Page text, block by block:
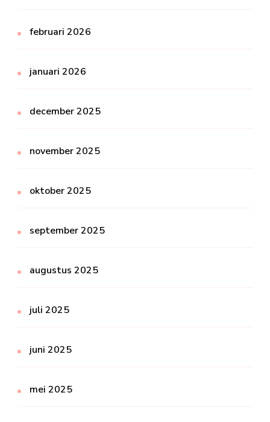
februari 2026
januari 2026
december 2025
november 2025
oktober 2025
september 2025
augustus 2025
juli 2025
juni 2025
mei 2025